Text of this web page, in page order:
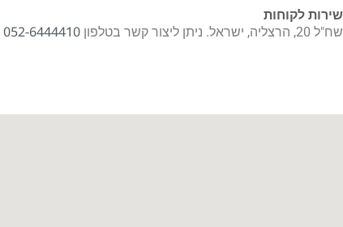
שירות לקוחות
שח"ל 20, הרצליה, ישראל. ניתן ליצור קשר בטלפון
052-6444410